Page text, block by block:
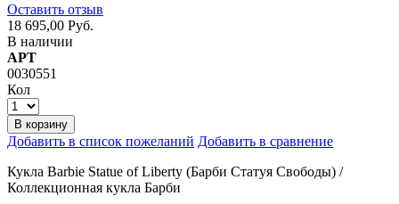
Оставить отзыв
18 695,00 Руб.
В наличии
АРТ
0030551
Кол
В корзину
Добавить в список пожеланий Добавить в сравнение
Кукла Barbie Statue of Liberty (Барби Статуя Свободы) /
Коллекционная кукла Барби